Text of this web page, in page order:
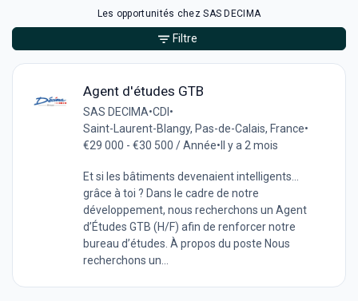
Les opportunités chez SAS DECIMA
Agent d'études GTB
SAS DECIMA•CDI •
Saint-Laurent-Blangy, Pas-de-Calais, France•
€29 000 - €30 500 / Année• Il y a 2 mois
Et si les bâtiments devenaient intelligents…
grâce à toi ? Dans le cadre de notre
développement, nous recherchons un Agent
d’Études GTB (H/F) afin de renforcer notre
bureau d’études. À propos du poste Nous
recherchons un...
Filtre